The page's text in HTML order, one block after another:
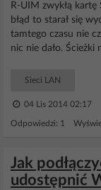
R-UIM zwykłą kartę
błąd to starał się
tamtego czasu nie
nic nie dało. Ścieżki
Sieci LAN
04 Lis 2014 02:17
Odpowiedzi: 1
Jak
udostępnić